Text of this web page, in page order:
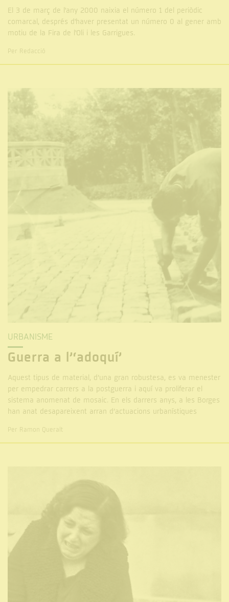
El 3 de març de l'any 2000 naixia el número 1 del periòdic
comarcal, després d'haver presentat un número 0 al gener amb
motiu de la Fira de l'Oli i les Garrigues.
Per Redacció
URBANISME
Guerra a l’‘adoquí’
Aquest tipus de material, d’una gran robustesa, es va menester
per empedrar carrers a la postguerra i aquí va proliferar el
sistema anomenat de mosaic. En els darrers anys, a les Borges
han anat desapareixent arran d’actuacions urbanístiques
Per Ramon Queralt